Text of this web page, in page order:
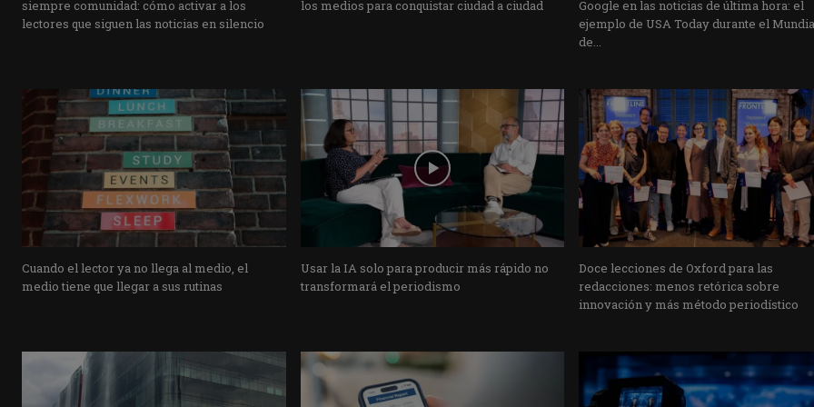
siempre comunidad: cómo activar a los
lectores que siguen las noticias en silencio
los medios para conquistar ciudad a ciudad
Google en las noticias de última hora: el
ejemplo de USA Today durante el
de...
Cuando el lector ya no llega al medio, el
medio tiene que llegar a sus rutinas
Usar la IA solo para producir más rápido no
transformará el periodismo
Doce lecciones de Oxford para las
redacciones: menos retórica sobre
innovación y más método periodístico